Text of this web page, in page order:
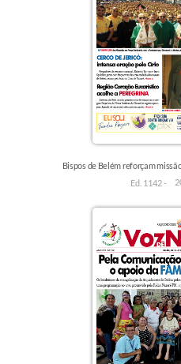
Bispos de Belém reforçam
Ed. 1142 -